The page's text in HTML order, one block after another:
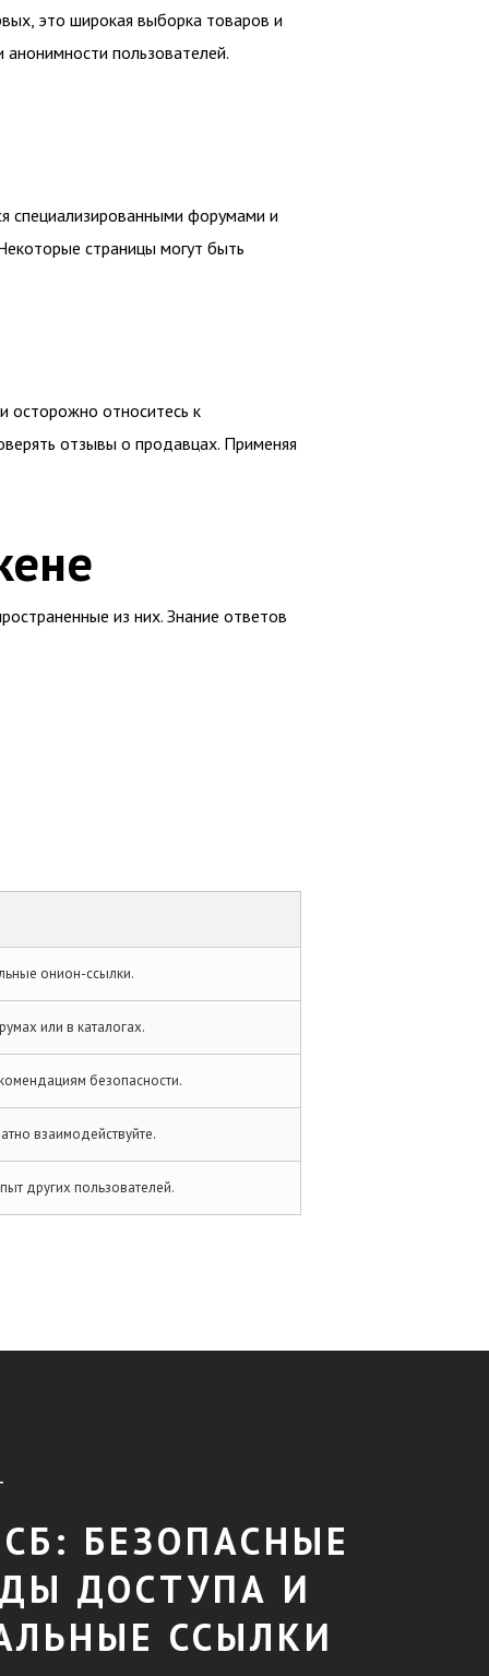
это широкая выборка товаров и
пользователей.
специализированными форумами и
страницы могут быть
осторожно относитесь к
отзывы о продавцах. Применяя
из них. Знание ответов
онион-ссылки.
или в каталогах.
безопасности.
взаимодействуйте.
других пользователей.
БЕЗОПАСНЫЕ
ДОСТУПА И
ССЫЛКИ